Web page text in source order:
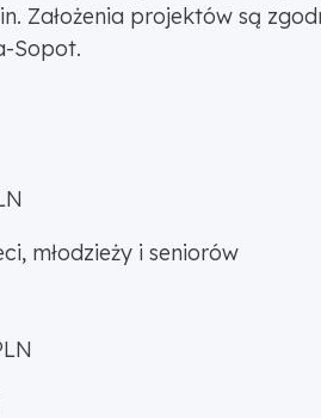
Założenia projektów są
Sopot.
młodzieży i seniorów